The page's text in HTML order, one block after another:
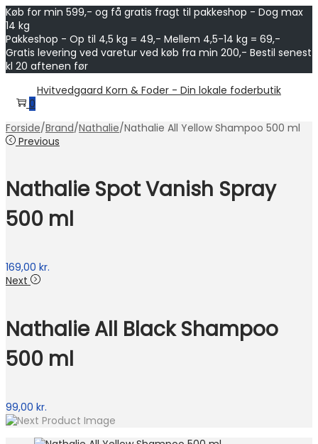
Køb for min 599,- og få gratis fragt til pakkeshop - Dog max
14 kg
Pakkeshop - Op til 4,5 kg = 49,- Mellem 4,5-14 kg = 69,-
Gratis levering ved varetur ved køb fra min 200,- Bestil senest
kl 20 aftenen før
to
to
Hvitvedgaard Korn & Foder - Din lokale foderbutik
0
Forside/Brand/Nathalie/Nathalie All Yellow Shampoo 500 ml
Previous
Nathalie Spot Vanish Spray
500 ml
169,00 kr.
Next
Nathalie All Black Shampoo
500 ml
99,00 kr.